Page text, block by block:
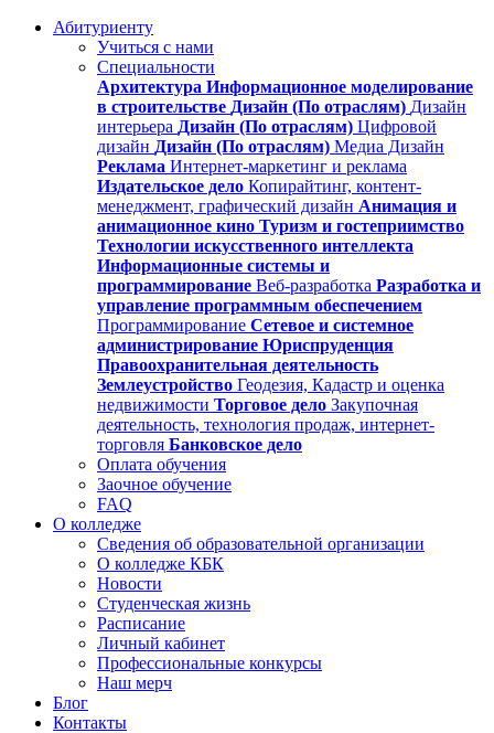
Абитуриенту
Учиться с нами
Специальности
Архитектура Информационное моделирование
в строительстве Дизайн (По отраслям) Дизайн
интерьера Дизайн (По отраслям) Цифровой
дизайн Дизайн (По отраслям) Медиа Дизайн
Реклама Интернет-маркетинг и реклама
Издательское дело Копирайтинг, контент-
менеджмент, графический дизайн Анимация и
анимационное кино Туризм и гостеприимство
Технологии искусственного интеллекта
Информационные системы и
программирование Веб-разработка Разработка и
управление программным обеспечением
Программирование Сетевое и системное
администрирование Юриспруденция
Правоохранительная деятельность
Землеустройство Геодезия, Кадастр и оценка
недвижимости Торговое дело Закупочная
деятельность, технология продаж, интернет-
торговля Банковское дело
Оплата обучения
Заочное обучение
FAQ
О колледже
Сведения об образовательной организации
О колледже КБК
Новости
Студенческая жизнь
Расписание
Личный кабинет
Профессиональные конкурсы
Наш мерч
Блог
Контакты